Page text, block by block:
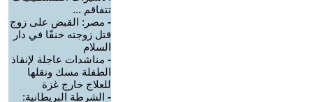
تتفاقم ...
- مصر: القبض على زوج
قتل زوجته خنقًا في دار
السلام
- مناشدات عاجلة لإنقاذ
الطفلة مسك ونقلها
للعلاج خارج غزة
- الشرطة البريطانية: